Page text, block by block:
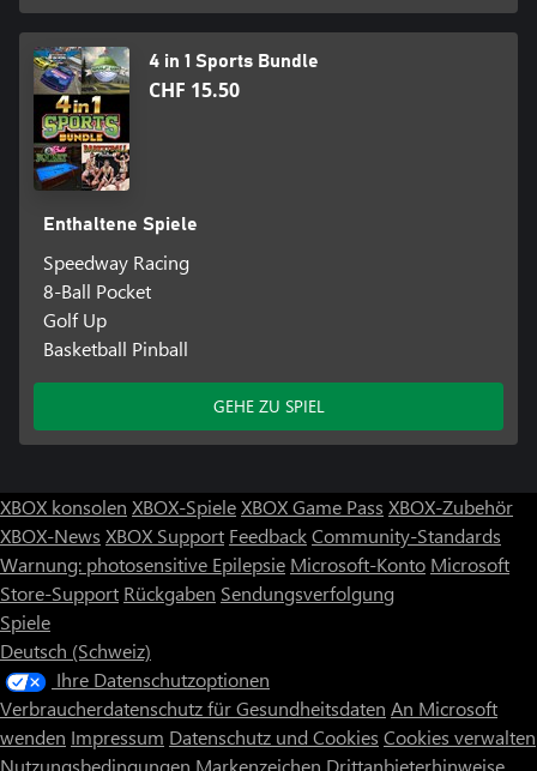
4 in 1 Sports Bundle
CHF 15.50
Enthaltene Spiele
Speedway Racing
8-Ball Pocket
Golf Up
Basketball Pinball
GEHE ZU SPIEL
XBOX konsolen XBOX-SpieleXBOX Game Pass XBOX-Zubehör
XBOX-News XBOX Support FeedbackCommunity-Standards
Warnung: photosensitive Epilepsie Microsoft-Konto Microsoft
Store-Support Rückgaben Sendungsverfolgung
Spiele
Deutsch (Schweiz)
Ihre Datenschutzoptionen
Verbraucherdatenschutz für Gesundheitsdaten An Microsoft
wenden Impressum Datenschutz und Cookies Cookies verwalten
Nutzungsbedingungen Markenzeichen Drittanbieterhinweise